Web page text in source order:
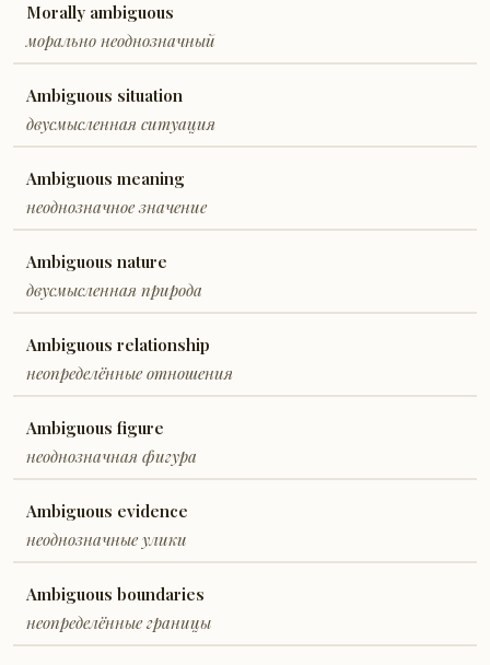
Morally ambiguous
морально неоднозначный
Ambiguous situation
двусмысленная ситуация
Ambiguous meaning
неоднозначное значение
Ambiguous nature
двусмысленная природа
Ambiguous relationship
неопределённые отношения
Ambiguous figure
неоднозначная фигура
Ambiguous evidence
неоднозначные улики
Ambiguous boundaries
неопределённые границы